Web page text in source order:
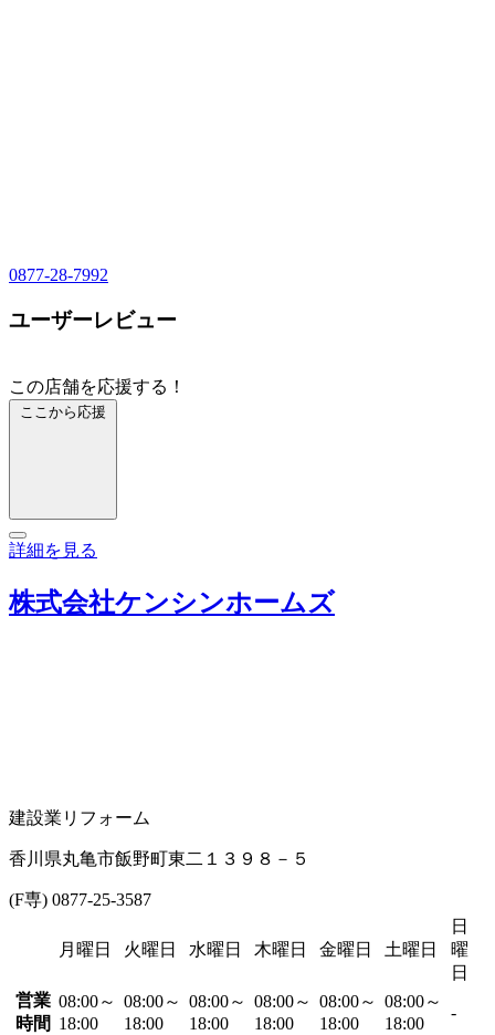
0877-28-7992
ユーザーレビュー
この店舗を応援する！
ここから応援
詳細を見る
株式会社ケンシンホームズ
建設業 リフォーム
香川県丸亀市飯野町東二１３９８－５
(F専) 0877-25-3587
月曜日 火曜日 水曜日 木曜日 金曜日 土曜日
日
曜
日
営業
時間
08:00～
18:00
08:00～
18:00
08:00～
18:00
08:00～
18:00
08:00～
18:00
08:00～
18:00
-